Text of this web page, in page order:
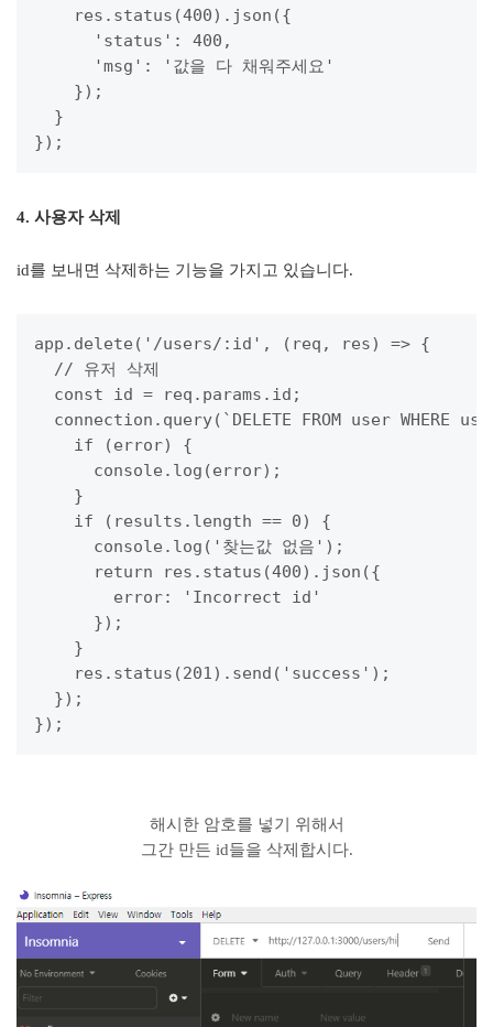
    res.status(400).json({
      'status': 400,
      'msg': '값을 다 채워주세요'
    });
  }
});
4. 사용자 삭제
id를 보내면 삭제하는 기능을 가지고 있습니다.
app.delete('/users/:id', (req, res) => {
  // 유저 삭제
  const id = req.params.id;
connection.query(`DELETE FROM user WHERE
    if (error) {
      console.log(error);
    }
    if (results.length == 0) {
      console.log('찾는값 없음');
      return res.status(400).json({
        error: 'Incorrect id'
      });
    }
    res.status(201).send('success');
  });
});
해시한 암호를 넣기 위해서
그간 만든 id들을 삭제합시다.